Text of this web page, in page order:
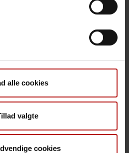
alle cookies
valgte
cookies